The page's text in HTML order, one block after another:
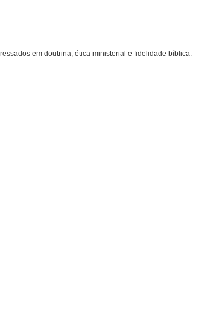
em doutrina, ética ministerial e fidelidade bíblica.